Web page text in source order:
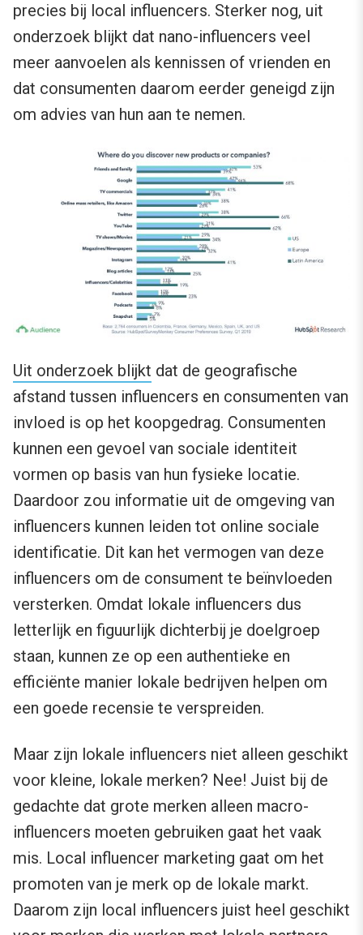
precies bij local influencers. Sterker nog, uit
onderzoek blijkt dat nano-influencers veel
meer aanvoelen als kennissen of vrienden en
dat consumenten daarom eerder geneigd zijn
om advies van hun aan te nemen.
Uit onderzoek blijkt dat de geografische
afstand tussen influencers en consumenten van
invloed is op het koopgedrag. Consumenten
kunnen een gevoel van sociale identiteit
vormen op basis van hun fysieke locatie.
Daardoor zou informatie uit de omgeving van
influencers kunnen leiden tot online sociale
identificatie. Dit kan het vermogen van deze
influencers om de consument te beïnvloeden
versterken. Omdat lokale influencers dus
letterlijk en figuurlijk dichterbij je doelgroep
staan, kunnen ze op een authentieke en
efficiënte manier lokale bedrijven helpen om
een goede recensie te verspreiden.
Maar zijn lokale influencers niet alleen geschikt
voor kleine, lokale merken? Nee! Juist bij de
gedachte dat grote merken alleen macro-
influencers moeten gebruiken gaat het vaak
mis. Local influencer marketing gaat om het
promoten van je merk op de lokale markt.
Daarom zijn local influencers juist heel geschikt